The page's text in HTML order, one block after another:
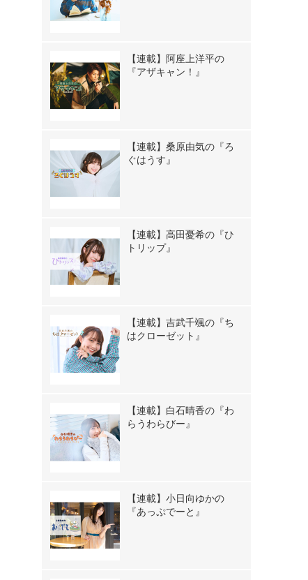
【連載】阿座上洋平の
『アザキャン！』
【連載】桑原由気の『ろ
ぐはうす』
【連載】高田憂希の『ひ
トリップ』
【連載】吉武千颯の『ち
はクローゼット』
【連載】白石晴香の『わ
らうわらびー』
【連載】小日向ゆかの
『あっぷでーと』